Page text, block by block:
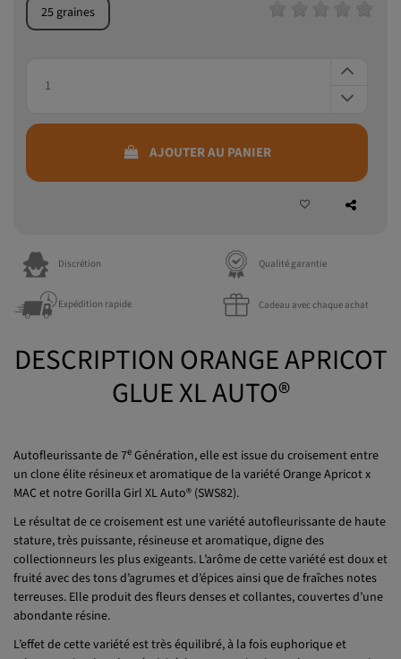
25 graines
AJOUTER AU PANIER
Discrétion Qualité garantie
Expédition rapide Cadeau avec chaque achat
DESCRIPTION ORANGE APRICOT
GLUE XL AUTO®
Autofleurissante de 7e Génération, elle est issue du croisement entre
un clone élite résineux et aromatique de la variété Orange Apricot x
MAC et notre Gorilla Girl XL Auto® (SWS82).
Le résultat de ce croisement est une variété autofleurissante de haute
stature, très puissante, résineuse et aromatique, digne des
collectionneurs les plus exigeants. L’arôme de cette variété est doux et
fruité avec des tons d’agrumes et d’épices ainsi que de fraîches notes
terreuses. Elle produit des fleurs denses et collantes, couvertes d’une
abondante résine.
L’effet de cette variété est très équilibré, à la fois euphorique et